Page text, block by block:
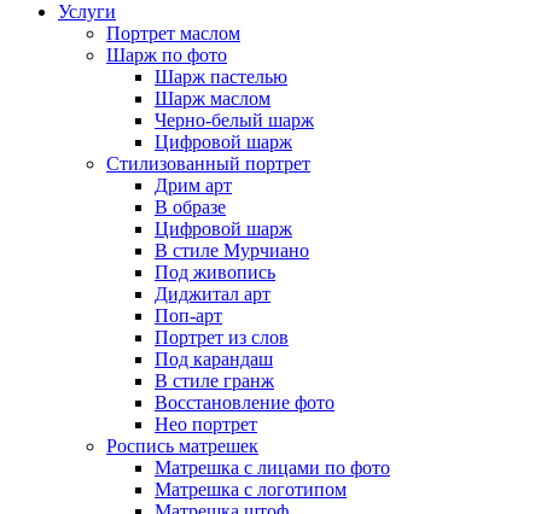
Услуги
Портрет маслом
Шарж по фото
Шарж пастелью
Шарж маслом
Черно-белый шарж
Цифровой шарж
Стилизованный портрет
Дрим арт
В образе
Цифровой шарж
В стиле Мурчиано
Под живопись
Диджитал арт
Поп-арт
Портрет из слов
Под карандаш
В стиле гранж
Восстановление фото
Нео портрет
Роспись матрешек
Матрешка с лицами по фото
Матрешка с логотипом